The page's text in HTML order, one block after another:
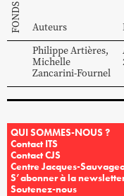
FONDS Auteurs
PhilippeArtières,
Michelle
Zancarini-Fournel
QUI SOMMES-NOUS ?
Contact ITS
Contact CJS
Centre Jacques-
S’abonner à la
Soutenez-nous